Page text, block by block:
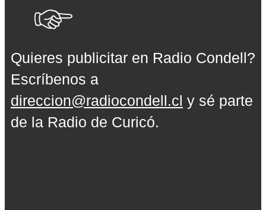
Quieres publicitar en Radio Condell?
Escríbenos a
direccion@radiocondell.cl y sé parte
de la Radio de Curicó.